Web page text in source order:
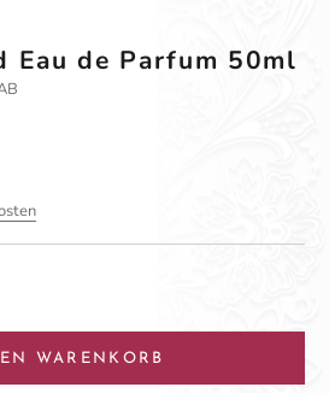
Eau de Parfum 50ml
WARENKORB